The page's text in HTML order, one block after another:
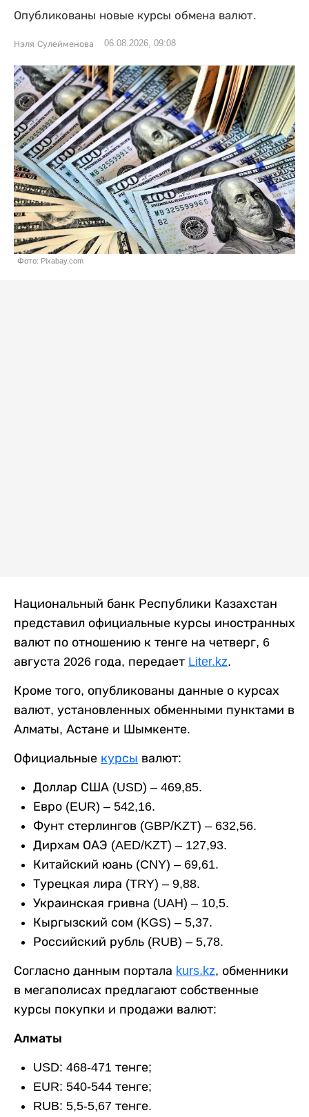
Опубликованы новые курсы обмена валют.
Нэля Сулейменова 06.08.2026, 09:08
Фото: Pixabay.com
Национальный банк Республики Казахстан
представил официальные курсы иностранных
валют по отношению к тенге на четверг, 6
августа 2026 года, передает Liter.kz.
Кроме того, опубликованы данные о курсах
валют, установленных обменными пунктами в
Алматы, Астане и Шымкенте.
Официальные курсы валют:
Доллар США (USD) – 469,85.
Евро (EUR) – 542,16.
Фунт стерлингов (GBP/KZT) – 632,56.
Дирхам ОАЭ (AED/KZT) – 127,93.
Китайский юань (CNY) – 69,61.
Турецкая лира (TRY) – 9,88.
Украинская гривна (UAH) – 10,5.
Кыргызский сом (KGS) – 5,37.
Российский рубль (RUB) – 5,78.
Согласно данным портала kurs.kz, обменники
в мегаполисах предлагают собственные
курсы покупки и продажи валют:
Алматы
USD: 468-471 тенге;
EUR: 540-544 тенге;
RUB: 5,5-5,67 тенге.